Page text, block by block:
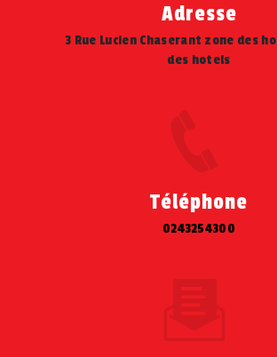
Adresse
3 Rue Lucien Chaserant zone des
des hotels
Téléphone
0243254300